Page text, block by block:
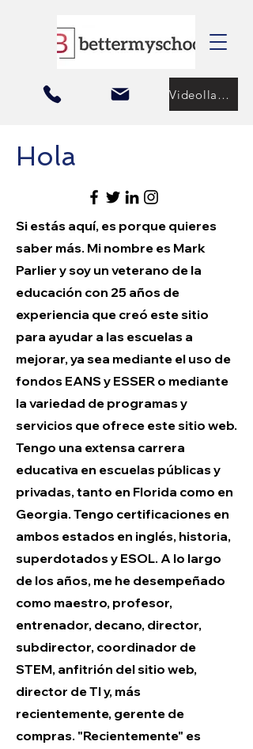
Videollamada
Hola
Si estás aquí, es porque quieres
saber más. Mi nombre es Mark
Parlier y soy un veterano de la
educación con 25 años de
experiencia que creó este sitio
para ayudar a las escuelas a
mejorar, ya sea mediante el uso de
fondos EANS y ESSER o mediante
la variedad de programas y
servicios que ofrece este sitio web.
Tengo una extensa carrera
educativa en escuelas públicas y
privadas, tanto en Florida como en
Georgia. Tengo certificaciones en
ambos estados en inglés, historia,
superdotados y ESOL. A lo largo
de los años, me he desempeñado
como maestro, profesor,
entrenador, decano, director,
subdirector, coordinador de
STEM, anfitrión del sitio web,
director de TI y, más
recientemente, gerente de
compras. "Recientemente" es